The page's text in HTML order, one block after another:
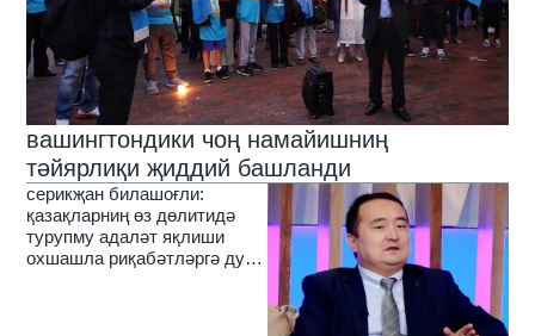
вашингтондики чоң намайишниң
тәйярлиқи җиддий башланди
серикҗан билашоғли:
қазақларниң өз дөлитидә
турупму адаләт яқлиши
охшашла риқабәтләргә дуч